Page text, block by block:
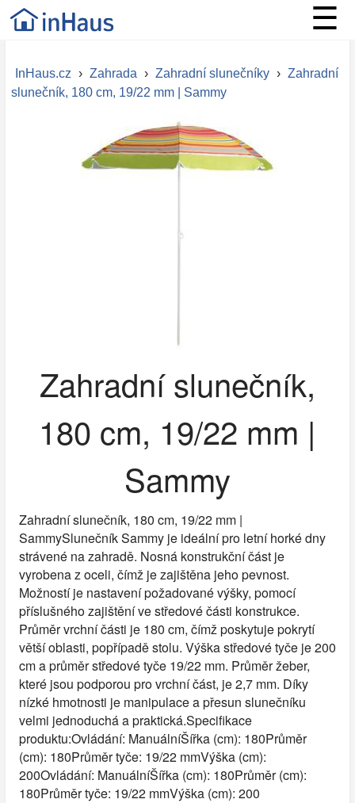
☰
InHaus.cz › Zahrada › Zahradní slunečníky › Zahradní
slunečník, 180 cm, 19/22 mm | Sammy
Zahradní slunečník,
180 cm, 19/22 mm |
Sammy
Zahradní slunečník, 180 cm, 19/22 mm |
SammySlunečník Sammy je ideální pro letní horké dny
strávené na zahradě. Nosná konstrukční část je
vyrobena z oceli, čímž je zajištěna jeho pevnost.
Možností je nastavení požadované výšky, pomocí
příslušného zajištění ve středové části konstrukce.
Průměr vrchní části je 180 cm, čímž poskytuje pokrytí
větší oblasti, popřípadě stolu. Výška středové tyče je 200
cm a průměr středové tyče 19/22 mm. Průměr žeber,
které jsou podporou pro vrchní část, je 2,7 mm. Díky
nízké hmotnosti je manipulace a přesun slunečníku
velmi jednoduchá a praktická.Specifikace
produktu:Ovládání: ManuálníŠířka (cm): 180Průměr
(cm): 180Průměr tyče: 19/22 mmVýška (cm):
200Ovládání: ManuálníŠířka (cm): 180Průměr (cm):
180Průměr tyče: 19/22 mmVýška (cm): 200